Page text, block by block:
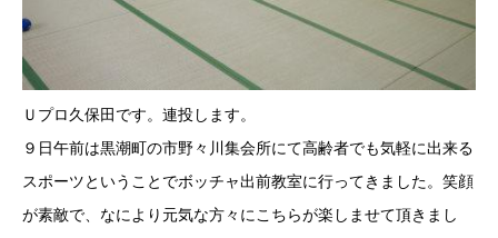
Ｕプロ久保田です。連投します。
９日午前は黒潮町の市野々川集会所にて高齢者でも気軽に出来る
スポーツということでボッチャ出前教室に行ってきました。笑顔
が素敵で、なにより元気な方々にこちらが楽しませて頂きまし